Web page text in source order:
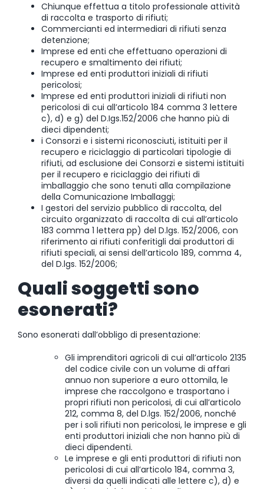
Chiunque effettua a titolo professionale attività
di raccolta e trasporto di rifiuti;
Commercianti ed intermediari di rifiuti senza
detenzione;
Imprese ed enti che effettuano operazioni di
recupero e smaltimento dei rifiuti;
Imprese ed enti produttori iniziali di rifiuti
pericolosi;
Imprese ed enti produttori iniziali di rifiuti non
pericolosi di cui all’articolo 184 comma 3 lettere
c), d) e g) del D.Igs.152/2006 che hanno più di
dieci dipendenti;
i Consorzi e i sistemi riconosciuti, istituiti per il
recupero e riciclaggio di particolari tipologie di
rifiuti, ad esclusione dei Consorzi e sistemi istituiti
per il recupero e riciclaggio dei rifiuti di
imballaggio che sono tenuti alla compilazione
della Comunicazione Imballaggi;
I gestori del servizio pubblico di raccolta, del
circuito organizzato di raccolta di cui all’articolo
183 comma 1 lettera pp) del D.lgs. 152/2006, con
riferimento ai rifiuti conferitigli dai produttori di
rifiuti speciali, ai sensi dell’articolo 189, comma 4,
del D.lgs. 152/2006;
Quali soggetti sono
esonerati?
Sono esonerati dall’obbligo di presentazione:
Gli imprenditori agricoli di cui all’articolo 2135
del codice civile con un volume di affari
annuo non superiore a euro ottomila, le
imprese che raccolgono e trasportano i
propri rifiuti non pericolosi, di cui all’articolo
212, comma 8, del D.lgs. 152/2006, nonché
per i soli rifiuti non pericolosi, le imprese e gli
enti produttori iniziali che non hanno più di
dieci dipendenti.
Le imprese e gli enti produttori di rifiuti non
pericolosi di cui all’articolo 184, comma 3,
diversi da quelli indicati alle lettere c), d) e